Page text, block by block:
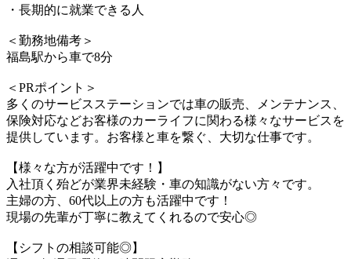
・長期的に就業できる人
＜勤務地備考＞
福島駅から車で8分
＜PRポイント＞
多くのサービスステーションでは車の販売、メンテナンス、
保険対応などお客様のカーライフに関わる様々なサービスを
提供しています。お客様と車を繋ぐ、大切な仕事です。
【様々な方が活躍中です！】
入社頂く殆どが業界未経験・車の知識がない方々です。
主婦の方、60代以上の方も活躍中です！
現場の先輩が丁寧に教えてくれるので安心◎
【シフトの相談可能◎】